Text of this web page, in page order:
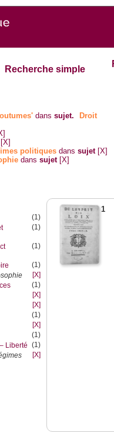
Recherche simple
danssujet.
Droit
[X]
politiques danssujet [X]
danssujet [X]
(1)
(1)
(1)
(1)
[X]
(1)
[X]
[X]
(1)
[X]
(1)
Liberté (1)
[X]
1